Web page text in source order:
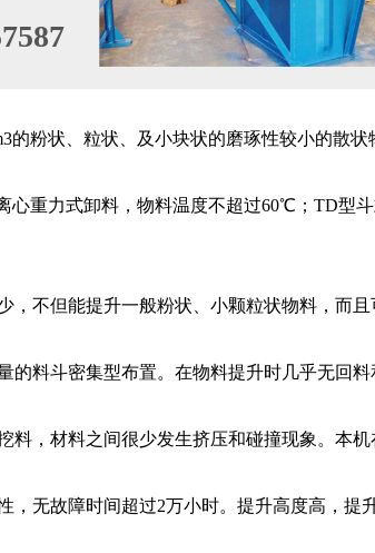
粉状、粒状、及小块状的磨琢性较小的散状
心重力式卸料，物料温度不超过60℃；TD型
，不但能提升一般粉状、小颗粒状物料，而
的料斗密集型布置。在物料提升时几乎无回
料，材料之间很少发生挤压和碰撞现象。本
，无故障时间超过2万小时。提升高度高，提